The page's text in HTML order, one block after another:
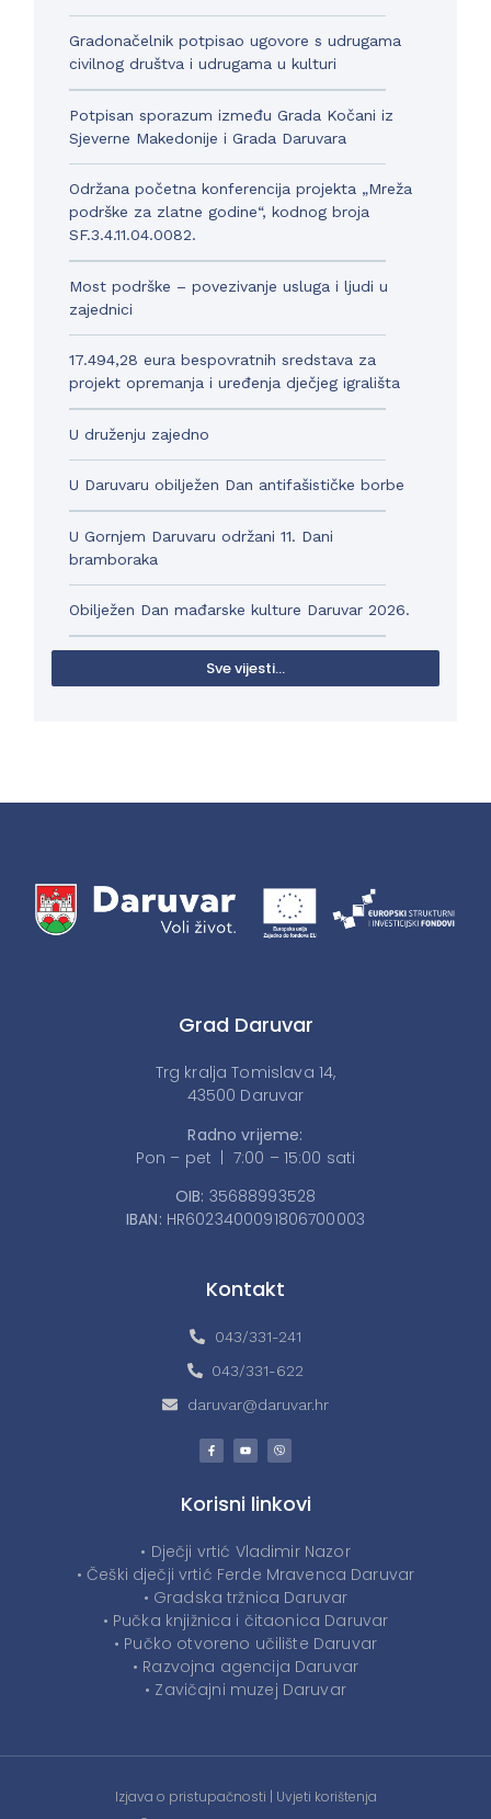
Gradonačelnik potpisao ugovore s udrugama
civilnog društva i udrugama u kulturi
Potpisan sporazum između Grada Kočani iz
Sjeverne Makedonije i Grada Daruvara
Održana početna konferencija projekta „Mreža
podrške za zlatne godine“, kodnog broja
SF.3.4.11.04.0082.
Most podrške – povezivanje usluga i ljudi u
zajednici
17.494,28 eura bespovratnih sredstava za
projekt opremanja i uređenja dječjeg igrališta
U druženju zajedno
U Daruvaru obilježen Dan antifašističke borbe
U Gornjem Daruvaru održani 11. Dani
bramboraka
Obilježen Dan mađarske kulture Daruvar 2026.
Sve vijesti...
Grad Daruvar
Trg kralja Tomislava 14,
43500 Daruvar
Radno vrijeme:
Pon – pet | 7:00 – 15:00 sati
OIB: 35688993528
IBAN: HR6023400091806700003
Kontakt
043/331-241
043/331-622
daruvar@daruvar.hr
Korisni linkovi
• Dječji vrtić Vladimir Nazor
• Češki dječji vrtić Ferde Mravenca Daruvar
• Gradska tržnica Daruvar
• Pučka knjižnica i čitaonica Daruvar
• Pučko otvoreno učilište Daruvar
• Razvojna agencija Daruvar
• Zavičajni muzej Daruvar
Izjava o pristupačnosti | Uvjeti korištenja